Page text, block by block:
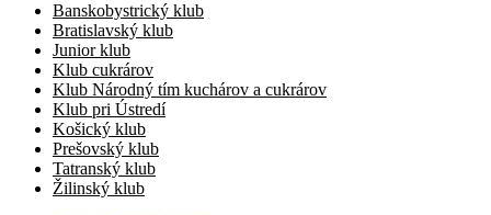
Banskobystrický klub
Bratislavský klub
Junior klub
Klub cukrárov
Klub Národný tím kuchárov a cukrárov
Klub pri Ústredí
Košický klub
Prešovský klub
Tatranský klub
Žilinský klub